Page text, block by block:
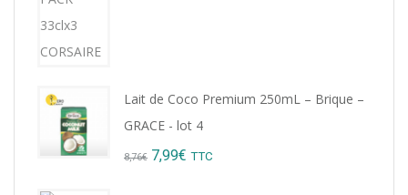
Lait de Coco Premium 250mL – Brique –
GRACE - lot 4
8,76€ Original
7,99€ Current
TTC